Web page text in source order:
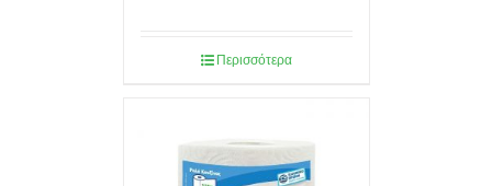
Περισσότερα